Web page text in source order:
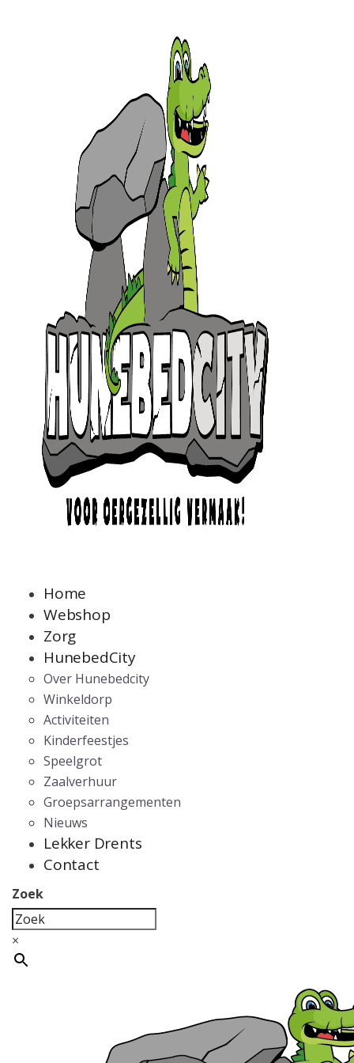
Home
Webshop
Zorg
HunebedCity
Over Hunebedcity
Winkeldorp
Activiteiten
Kinderfeestjes
Speelgrot
Zaalverhuur
Groepsarrangementen
Nieuws
Lekker Drents
Contact
Zoek
×